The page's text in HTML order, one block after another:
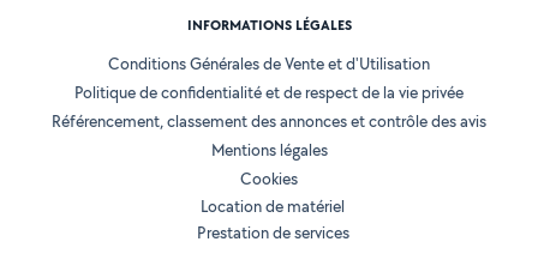
INFORMATIONS LÉGALES
Conditions Générales de Vente et d'Utilisation
Politique de confidentialité et de respect de la vie privée
Référencement, classement des annonces et contrôle des avis
Mentions légales
Cookies
Location de matériel
Prestation de services